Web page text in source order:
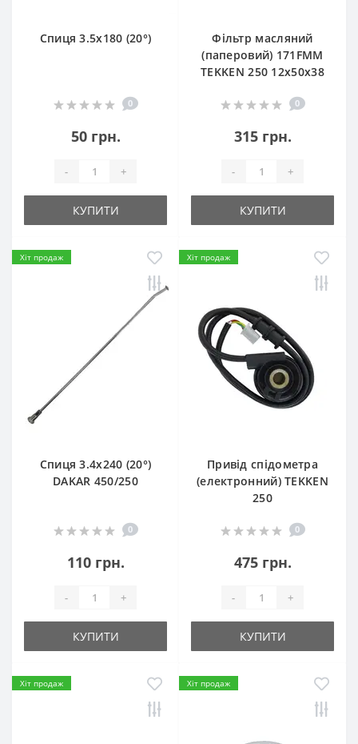
Спиця 3.5х180 (20°)
0
50 грн.
- +
КУПИТИ
Фільтр масляний
(паперовий) 171FMM
TEKKEN 250 12х50х38
0
315 грн.
- +
КУПИТИ
Хіт продаж
Спиця 3.4х240 (20°)
DAKAR 450/250
0
110 грн.
- +
КУПИТИ
Хіт продаж
Привід спідометра
(електронний) TEKKEN
250
0
475 грн.
- +
КУПИТИ
Хіт продаж Хіт продаж